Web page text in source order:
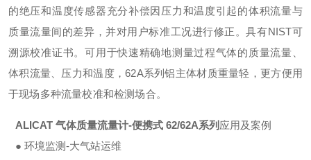
的绝压和温度传感器充分补偿因压力和温度引起的体积流量与
质量流量间的差异，并对用户标准工况进行修正。具有NIST可
溯源校准证书。可用于快速精确地测量过程气体的质量流量、
体积流量、压力和温度，62A系列铝主体材质重量轻，更方便用
于现场多种流量校准和检测场合。
ALICAT 气体质量流量计-便携式 62/62A系列 应用及案例
● 环境监测-大气站运维